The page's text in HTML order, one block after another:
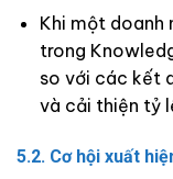
Khi một doanh
trong
so với các kết
và cải thiện tỷ
5.2. Cơ hội xuất